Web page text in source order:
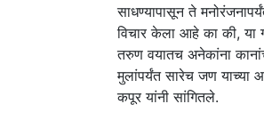
साधण्यापासून ते
विचार केला आहे का की,
तरुण वयातच अनेकांना
मुलांपर्यंत सारेच जण याच्या
कपूर यांनी सांगितले.